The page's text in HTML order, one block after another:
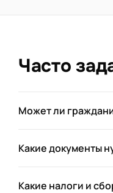
Часто
Может ли
Какие документы
Какие налоги и